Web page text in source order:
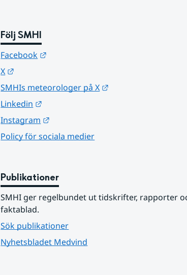
Följ SMHI
Facebook
X
SMHIs meteorologer på X
Linkedin
Instagram
Policy för sociala medier
Publikationer
SMHI ger regelbundet ut tidskrifter, rapporter
faktablad.
Sök publikationer
Nyhetsbladet Medvind